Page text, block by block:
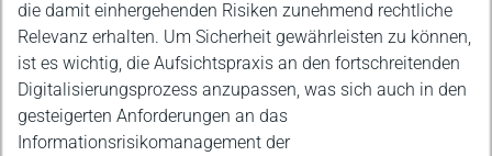
die damit einhergehenden Risiken zunehmend rechtliche
Relevanz erhalten. Um Sicherheit gewährleisten zu können,
ist es wichtig, die Aufsichtspraxis an den fortschreitenden
Digitalisierungsprozess anzupassen, was sich auch in den
gesteigerten Anforderungen an das
Informationsrisikomanagement der